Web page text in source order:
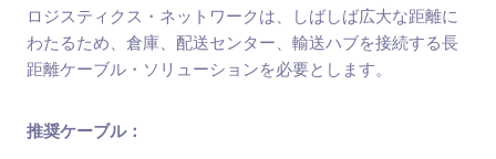
ロジスティクス・ネットワークは、しばしば広大な距離に
わたるため、倉庫、配送センター、輸送ハブを接続する長
距離ケーブル・ソリューションを必要とします。
推奨ケーブル：